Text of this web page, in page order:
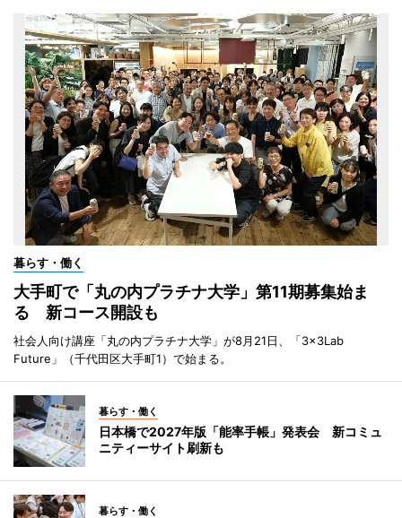
暮らす・働く
大手町で「丸の内プラチナ大学」第11期募集始ま
る 新コース開設も
社会人向け講座「丸の内プラチナ大学」が8月21日、「3×3Lab
Future」（千代田区大手町1）で始まる。
暮らす・働く
日本橋で2027年版「能率手帳」発表会 新コミュ
ニティーサイト刷新も
暮らす・働く